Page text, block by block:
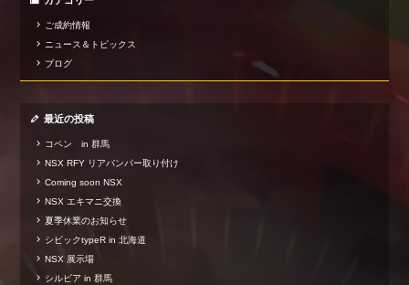
ご成約情報
ニュース＆トピックス
ブログ
最近の投稿
コペン in 群馬
NSX RFY リアバンパー取り付け
Coming soon NSX
NSX エキマニ交換
夏季休業のお知らせ
シビックtypeR in 北海道
NSX 展示場
シルビア in 群馬